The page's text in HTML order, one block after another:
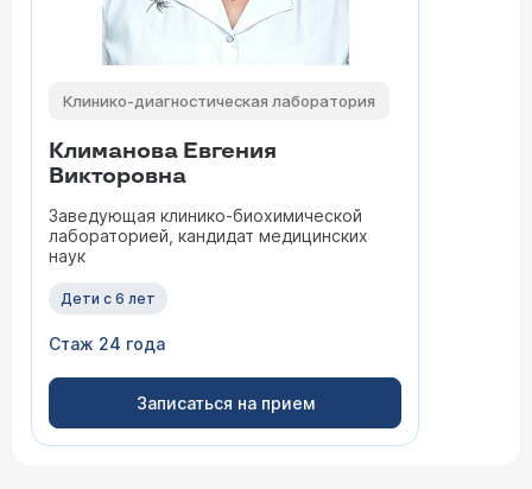
Клинико-диагностическая лаборатория
Климанова Евгения
Викторовна
Заведующая клинико-биохимической
лабораторией, кандидат медицинских
наук
Дети с 6 лет
Стаж 24 года
Записаться на прием